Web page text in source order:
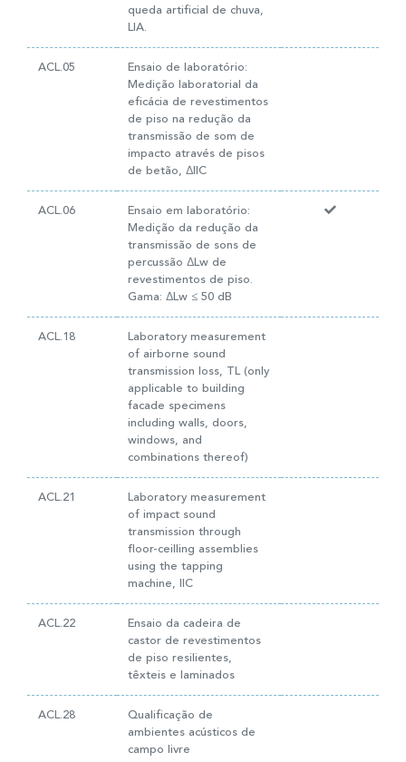
queda artificial de chuva,
LIA.
ACL.05
Ensaio de laboratório:
Medição laboratorial da
eficácia de revestimentos
de piso na redução da
transmissão de som de
impacto através de pisos
de betão, ∆IIC
ACL.06
Ensaio em laboratório:
Medição da redução da
transmissão de sons de
percussão ∆Lw de
revestimentos de piso.
Gama: ∆Lw ≤ 50 dB
ACL.18
Laboratory measurement
of airborne sound
transmission loss, TL (only
applicable to building
facade specimens
including walls, doors,
windows, and
combinations thereof)
ACL.21
Laboratory measurement
of impact sound
transmission through
floor-ceilling assemblies
using the tapping
machine, IIC
ACL.22
Ensaio da cadeira de
castor de revestimentos
de piso resilientes,
têxteis e laminados
ACL.28
Qualificação de
ambientes acústicos de
campo livre